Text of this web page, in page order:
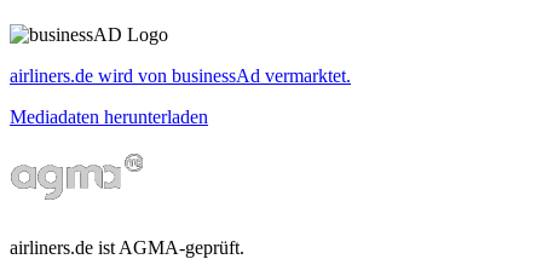
airliners.de wird von businessAd vermarktet.
Mediadaten herunterladen
airliners.de ist AGMA-geprüft.